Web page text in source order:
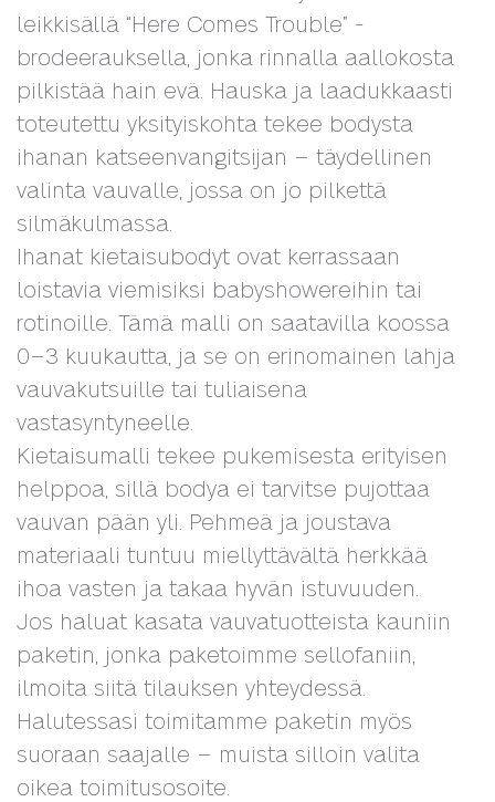
leikkisällä “Here Comes Trouble” -
brodeerauksella, jonka rinnalla aallokosta
pilkistää hain evä. Hauska ja laadukkaasti
toteutettu yksityiskohta tekee bodysta
ihanan katseenvangitsijan – täydellinen
valinta vauvalle, jossa on jo pilkettä
silmäkulmassa.
Ihanat kietaisubodyt ovat kerrassaan
loistavia viemisiksi babyshowereihin tai
rotinoille. Tämä malli on saatavilla koossa
0–3 kuukautta, ja se on erinomainen lahja
vauvakutsuille tai tuliaisena
vastasyntyneelle.
Kietaisumalli tekee pukemisesta erityisen
helppoa, sillä bodya ei tarvitse pujottaa
vauvan pään yli. Pehmeä ja joustava
materiaali tuntuu miellyttävältä herkkää
ihoa vasten ja takaa hyvän istuvuuden.
Jos haluat kasata vauvatuotteista kauniin
paketin, jonka paketoimme sellofaniin,
ilmoita siitä tilauksen yhteydessä.
Halutessasi toimitamme paketin myös
suoraan saajalle – muista silloin valita
oikea toimitusosoite.